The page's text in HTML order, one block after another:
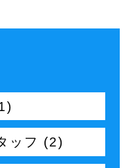
ッフ (2)